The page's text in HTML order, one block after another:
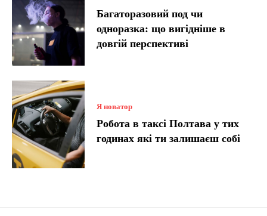
Багаторазовий под чи
одноразка: що вигідніше в
довгій перспективі
Я новатор
Робота в таксі Полтава у тих
годинах які ти залишаєш собі